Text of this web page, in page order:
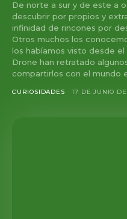
De norte a sur y de este a
descubrir por propios y
infinidad de rincones por
Otros muchos los
los habíamos visto desde
Drone han retratado
compartirlos con el mundo
CURIOSIDADES 17 DE JUNIO